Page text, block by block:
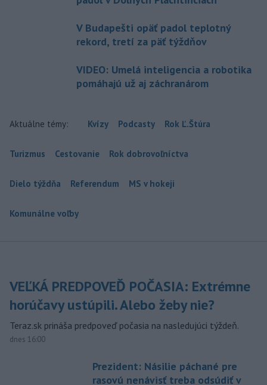
V Budapešti opäť padol teplotný
rekord, tretí za päť týždňov
VIDEO: Umelá inteligencia a robotika
pomáhajú už aj záchranárom
Aktuálne témy: Kvízy Podcasty Rok Ľ.Štúra
Turizmus Cestovanie Rok dobrovoľníctva
Dielo týždňa Referendum MS v hokeji
Komunálne voľby
VEĽKÁ PREDPOVEĎ POČASIA: Extrémne
horúčavy ustúpili. Alebo žeby nie?
Teraz.sk prináša predpoveď počasia na nasledujúci týždeň.
dnes 16:00
Prezident: Násilie páchané pre
rasovú nenávisť treba odsúdiť v